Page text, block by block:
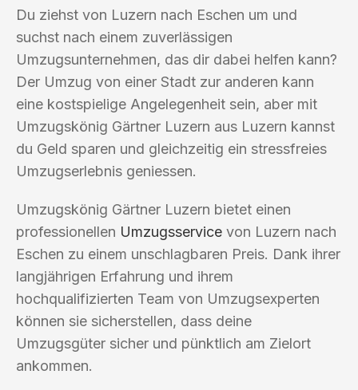
Du ziehst von Luzern nach Eschen um und
suchst nach einem zuverlässigen
Umzugsunternehmen, das dir dabei helfen kann?
Der Umzug von einer Stadt zur anderen kann
eine kostspielige Angelegenheit sein, aber mit
Umzugskönig Gärtner Luzern aus Luzern kannst
du Geld sparen und gleichzeitig ein stressfreies
Umzugserlebnis geniessen.
Umzugskönig Gärtner Luzern bietet einen
professionellen Umzugsservice von Luzern nach
Eschen zu einem unschlagbaren Preis. Dank ihrer
langjährigen Erfahrung und ihrem
hochqualifizierten Team von Umzugsexperten
können sie sicherstellen, dass deine
Umzugsgüter sicher und pünktlich am Zielort
ankommen.